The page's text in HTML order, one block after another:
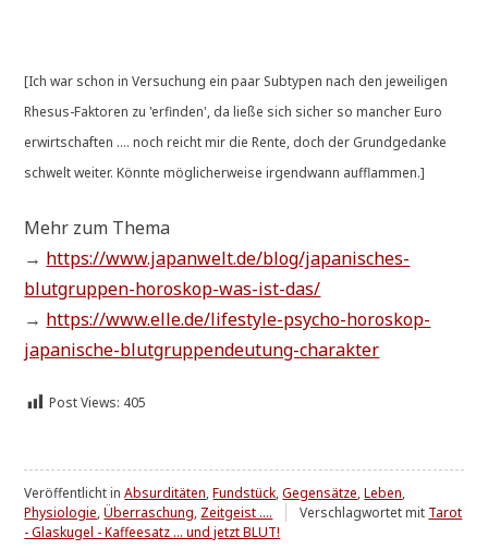
[Ich war schon in Ver­su­chung ein paar Sub­ty­pen nach den jewei­li­gen
Rhe­sus-Fak­to­ren zu 'erfin­den', da lie­ße sich sicher so man­cher Euro
erwirt­schaf­ten .... noch reicht mir die Ren­te, doch der Grund­ge­dan­ke
schwelt wei­ter. Könn­te mög­li­cher­wei­se irgend­wann aufflammen.]
Mehr zum Thema
→ https://www.japanwelt.de/blog/japanisches-
blutgruppen-horoskop-was-ist-das/
→ https://www.elle.de/lifestyle-psycho-horoskop-
japanische-blutgruppendeutung-charakter
Post Views: 405
Veröffentlicht inAbsurditäten,Fundstück,Gegensätze,Leben,
Physiologie,Überraschung, Zeitgeist .... Verschlagwortet mit Tarot
- Glaskugel - Kaffeesatz ... und jetzt BLUT!